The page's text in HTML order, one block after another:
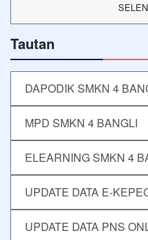
Tautan
DAPODIK SMKN 4
MPD SMKN 4 BANGLI
ELEARNING SMKN 4
UPDATE DATA E-
UPDATE DATA PNS